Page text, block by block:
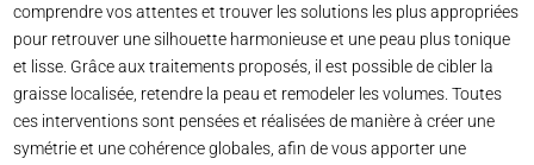
comprendre vos attentes et trouver les solutions les plus appropriées
pour retrouver une silhouette harmonieuse et une peau plus tonique
et lisse. Grâce aux traitements proposés, il est possible de cibler la
graisse localisée, retendre la peau et remodeler les volumes. Toutes
ces interventions sont pensées et réalisées de manière à créer une
symétrie et une cohérence globales, afin de vous apporter une